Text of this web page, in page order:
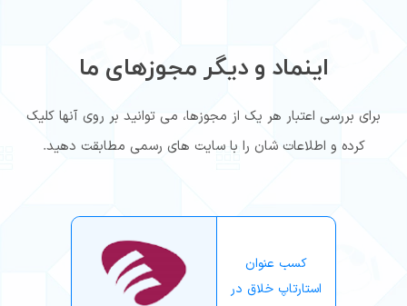
اینماد و دیگر مجوزهای ما
برای بررسی اعتبار هر یک از مجوزها، می توانید بر روی آنها کلیک
کرده و اطلاعات شان را با سایت های رسمی مطابقت دهید.
کسب عنوان
استارتاپ خلاق در